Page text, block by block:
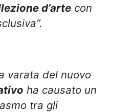
d’arte con
varata del nuovo
ha causato un
tra gli